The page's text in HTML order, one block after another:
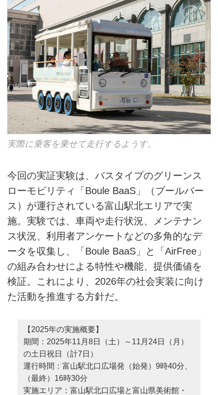
実際に乗客を乗せて走行するようす。
今回の実証実験は、バスタイプのグリーンス
ローモビリティ「Boule BaaS」（ブールバー
ス）が運行されている富山駅北エリアで実
施。実験では、車両や走行状況、メンテナン
ス状況、利用者アンケートなどの多角的なデ
ータを収集し、「Boule BaaS」と「AirFree」
の組み合わせによる特性や機能、提供価値を
検証。これにより、2026年の社会実装に向け
た活動を推進する方針だ。
【2025年の実施概要】
期間：2025年11月8日（土）～11月24日（月）
の土日祝日（計7日）
運行時間：富山駅北口広場発（始発）9時40分、
（最終）16時30分
実施エリア：富山駅北口広場と富山県美術館・